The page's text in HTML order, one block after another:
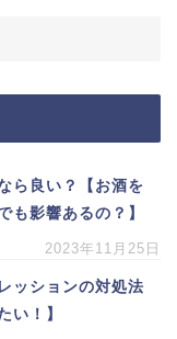
ら良い？【お酒を
も影響あるの？】
2023年11月25日
ッションの対処法
い！】